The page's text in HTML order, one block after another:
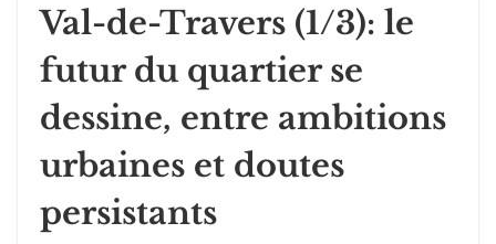
Val-de-Travers (1/3): le
futur du quartier se
dessine, entre ambitions
urbaines et doutes
persistants